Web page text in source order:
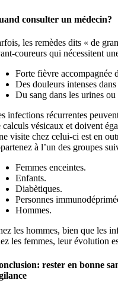
consulter un médecin?
les remèdes dits « de
coureurs qui nécessitent
Forte fièvre accompagnée
Des douleurs intenses
Du sang dans les urines
infections récurrentes
calculs vésicaux et doivent
visite chez celui-ci est en
à l’un des groupes
Femmes enceintes.
Enfants.
Diabètiques.
Personnes
Hommes.
les hommes, bien que les
les femmes, leur évolution
rester en bonne